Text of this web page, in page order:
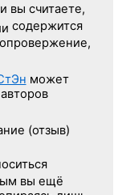
вы считаете,
содержится
может
(отзыв)
вы ещё